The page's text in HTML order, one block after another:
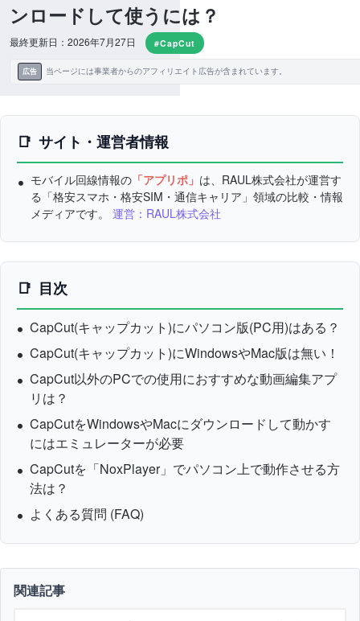
ンロードして使うには？
最終更新日：2026年7月27日 #CapCut
広告 当ページには事業者からのアフィリエイト広告が含まれています。
サイト・運営者情報
モバイル回線情報の 「アプリポ」 は、RAUL株式会社が運営す
る「格安スマホ・格安SIM・通信キャリア」領域の比較・情報
メディアです。 運営：RAUL株式会社
目次
CapCut(キャップカット)にパソコン版(PC用)はある？
CapCut(キャップカット)にWindowsやMac版は無い！
CapCut以外のPCでの使用におすすめな動画編集アプ
リは？
CapCutをWindowsやMacにダウンロードして動かす
にはエミュレーターが必要
CapCutを「NoxPlayer」でパソコン上で動作させる方
法は？
よくある質問 (FAQ)
関連記事